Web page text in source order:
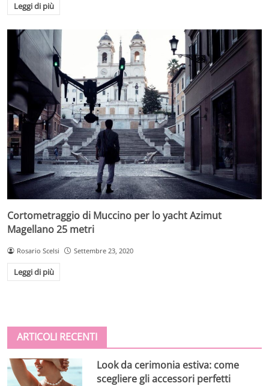
Leggi di più
Cortometraggio di Muccino per lo yacht Azimut
Magellano 25 metri
Rosario Scelsi Settembre 23, 2020
Leggi di più
ARTICOLI RECENTI
Look da cerimonia estiva: come
scegliere gli accessori perfetti